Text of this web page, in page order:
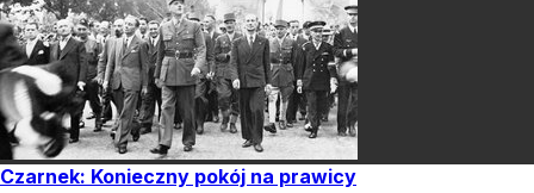
Czarnek: Konieczny pokój na prawicy